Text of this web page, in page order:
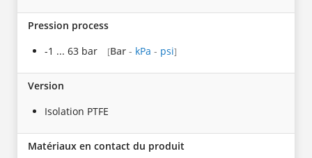
Pression process
-1 ... 63 bar
[Bar - kPa - psi]
Version
Isolation PTFE
Matériaux en contact du produit